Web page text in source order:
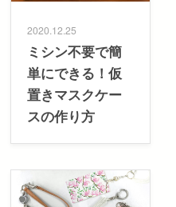
2020.12.25
ミシン不要で簡
単にできる！仮
置きマスクケー
スの作り方